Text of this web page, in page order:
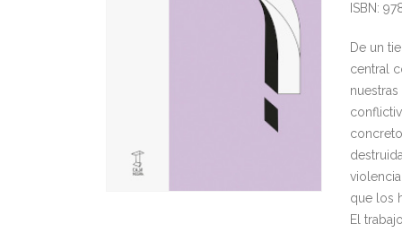
ISBN:
De un
central
que los
El